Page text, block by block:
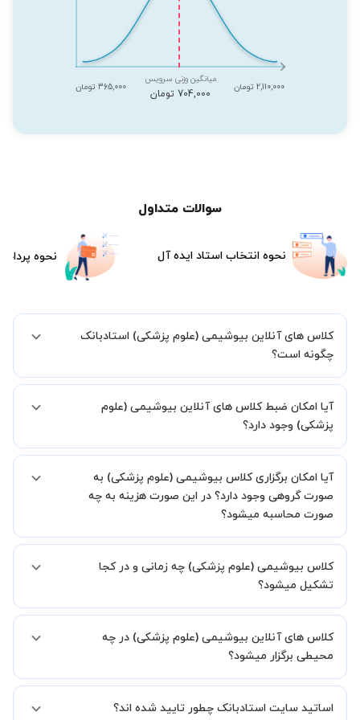
2,110,000 تومان
میانگین وزنی سرویس
704,000 تومان
365,000 تومان
سوالات متداول
نحوه انتخاب استاد ایده آل نحوه
کلاس های آنلاین بیوشیمی (علوم پزشکی) استادبانک
چگونه است؟
شما میدهیم که استاد شما پیش از جلسه تمامی موارد لازم برای برگزاری
یک کلاس آنلاین با کیفیت و مفید را به شما توضیح خواهند داد.
آیا امکان ضبط کلاس های آنلاین بیوشیمی (علوم
پزشکی) وجود دارد؟
کنید.
آیا امکان برگزاری کلاس بیوشیمی (علوم پزشکی) به
صورت گروهی وجود دارد؟ در این صورت هزینه به چه
صورت محاسبه میشود؟
اما در صورتیکه مایل هستید کلاس ها را در کنار دوستان و یا آشنایان خود
به صورت گروهی برگزار کنید، این امکان وجود دارد. در این حالت، به ازای هر
اضافه خواهد شد.
کلاس بیوشیمی (علوم پزشکی) چه زمانی و در کجا
تشکیل میشود؟
و استاد تعیین خواهد شد.
همچنین کلاس های خصوصی به طور کلی در منزل شاگرد برگزار میشود. در
کلاس در یک مکان عمومی مانند کتابخانه با استاد خود هماهنگی لازم را
انجام دهید.
کلاس های آنلاین بیوشیمی (علوم پزشکی) در چه
محیطی برگزار میشود؟
اساتید سایت استادبانک چطور تایید شده اند؟